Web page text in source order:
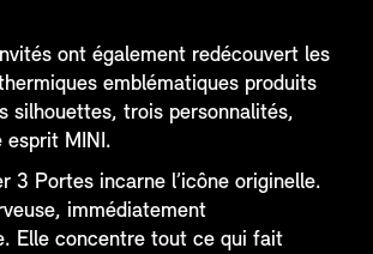
ont également redécouvert les
emblématiques produits
silhouettes, trois personnalités,
esprit MINI.
3 Portes incarne l’icône originelle.
immédiatement
Elle concentre tout ce qui fait